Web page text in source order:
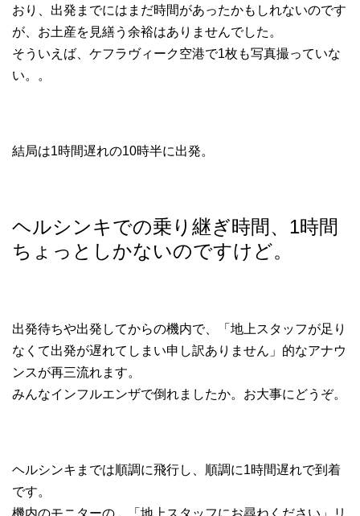
おり、出発までにはまだ時間があったかもしれないのです
が、お土産を見繕う余裕はありませんでした。
そういえば、ケフラヴィーク空港で1枚も写真撮っていな
い。。
結局は1時間遅れの10時半に出発。
ヘルシンキでの乗り継ぎ時間、1時間
ちょっとしかないのですけど。
出発待ちや出発してからの機内で、「地上スタッフが足り
なくて出発が遅れてしまい申し訳ありません」的なアナウ
ンスが再三流れます。
みんなインフルエンザで倒れましたか。お大事にどうぞ。
ヘルシンキまでは順調に飛行し、順調に1時間遅れで到着
です。
機内のモニターの、「地上スタッフにお尋ねください」リ